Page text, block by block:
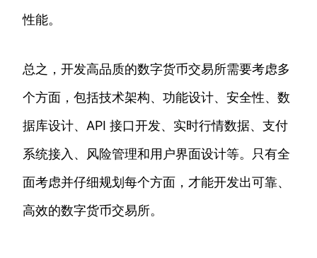
性能。
总之，开发高品质的数字货币交易所需要考虑多
个方面，包括技术架构、功能设计、安全性、数
据库设计、API 接口开发、实时行情数据、支付
系统接入、风险管理和用户界面设计等。只有全
面考虑并仔细规划每个方面，才能开发出可靠、
高效的数字货币交易所。